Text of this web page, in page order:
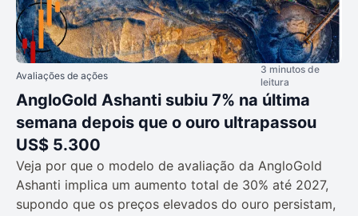
Avaliações de ações
3 minutos de
leitura
AngloGold Ashanti subiu 7% na última
semana depois que o ouro ultrapassou
US$ 5.300
Veja por que o modelo de avaliação da AngloGold
Ashanti implica um aumento total de 30% até 2027,
supondo que os preços elevados do ouro persistam,